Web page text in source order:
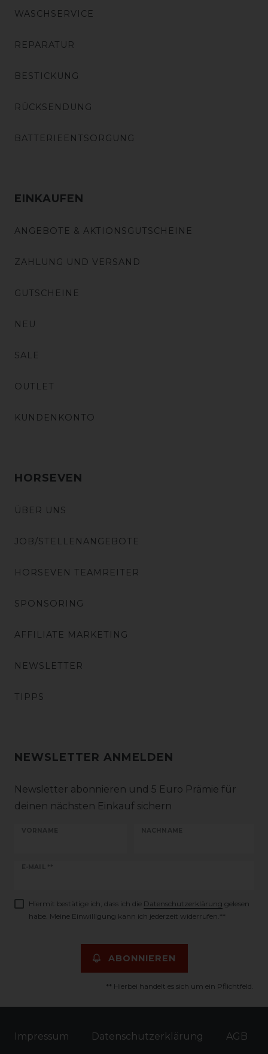
WASCHSERVICE
REPARATUR
BESTICKUNG
RÜCKSENDUNG
BATTERIEENTSORGUNG
EINKAUFEN
ANGEBOTE & AKTIONSGUTSCHEINE
ZAHLUNG UND VERSAND
GUTSCHEINE
NEU
SALE
OUTLET
KUNDENKONTO
HORSEVEN
ÜBER UNS
JOB/STELLENANGEBOTE
HORSEVEN TEAMREITER
SPONSORING
AFFILIATE MARKETING
NEWSLETTER
TIPPS
NEWSLETTER ANMELDEN
Newsletter abonnieren und 5 Euro Prämie für
deinen nächsten Einkauf sichern
VORNAME NACHNAME
E-MAIL **
Newsletter
Hiermit bestätige ich, dass ich die Daten­schutz­erklärung gelesen
habe. Meine Einwilligung kann ich jederzeit widerrufen.**
ABONNIEREN
** Hierbei handelt es sich um ein Pflichtfeld.
Impressum Daten­schutz­erklärung AGB